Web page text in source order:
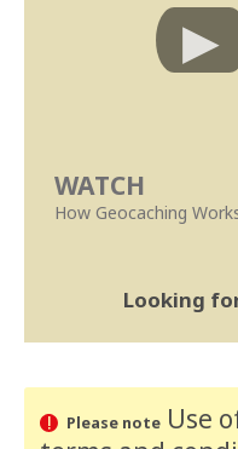
WATCH
How Geocaching
Looking
Please noteUse